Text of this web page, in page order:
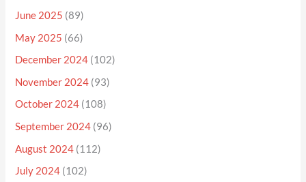
June 2025 (89)
May 2025 (66)
December 2024 (102)
November 2024 (93)
October 2024 (108)
September 2024 (96)
August 2024 (112)
July 2024 (102)